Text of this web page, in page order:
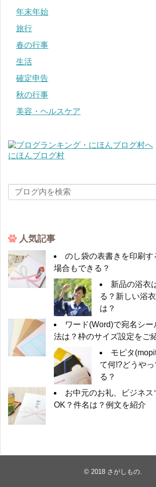
年末年始
旅行
春の行事
生活
確定申告
秋の行事
美容・ヘルスケア
にほんブログ村
人気記事
のし袋の表書きを印刷
場合もできる？
新品の浴衣
る？新しい浴
は？
ワード(Word)で宛名シ
法は？枠のサイズ設定をご
モピタ
て何!?どうや
る？
お中元のお礼、ビジネ
OK？件名は？例文を紹介
© 2018 さがしもの.